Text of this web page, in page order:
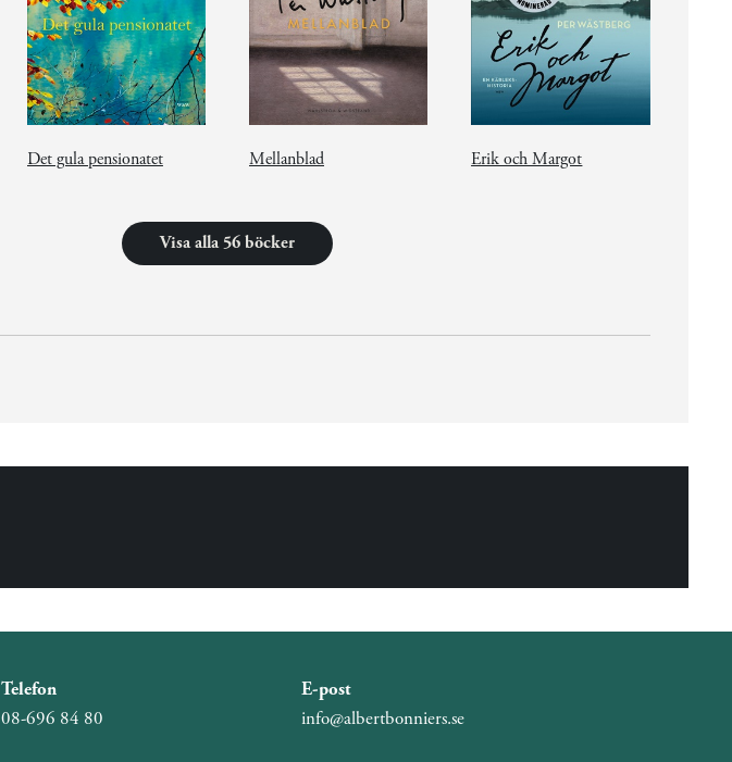
Det gula pensionatet Mellanblad Erik och Margot
Visa alla 56 böcker
Telefon
08-696 84 80
E-post
info@albertbonniers.se